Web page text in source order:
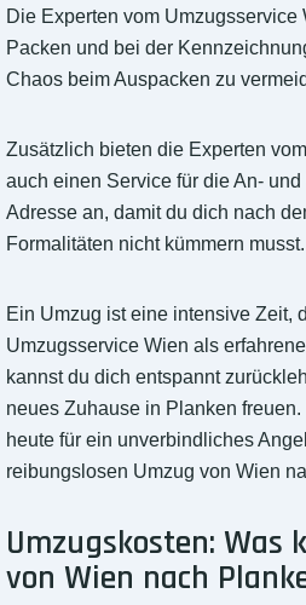
Die Experten vom
Packen und bei der
Chaos beim Auspacken zu
Zusätzlich bieten die Experten
auch einen Service für die An-
Adresse an, damit du dich nach
Formalitäten nicht kümmern musst.
Ein Umzug ist eine intensive Zeit,
Umzugsservice Wien als
kannst du dich entspannt
neues Zuhause in Planken freuen.
heute für ein unverbindliches
reibungslosen Umzug von Wien
Umzugskosten: Was
von Wien nach